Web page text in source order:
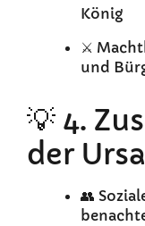
König
⚔️
und
💡 4.
der
👥